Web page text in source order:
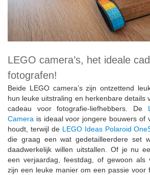
LEGO camera’s, het ideale
fotografen!
Beide LEGO camera’s zijn ontzettend
hun leuke uitstraling en herkenbare details
cadeau voor fotografie-liefhebbers. De
Camera is ideaal voor jongere bouwers of
houdt, terwijl de LEGO Ideas Polaroid
die graag een wat gedetailleerdere set
daadwerkelijk willen uitstallen. Of je nu
een verjaardag, feestdag, of gewoon als
zijn een leuke manier om een passie voor